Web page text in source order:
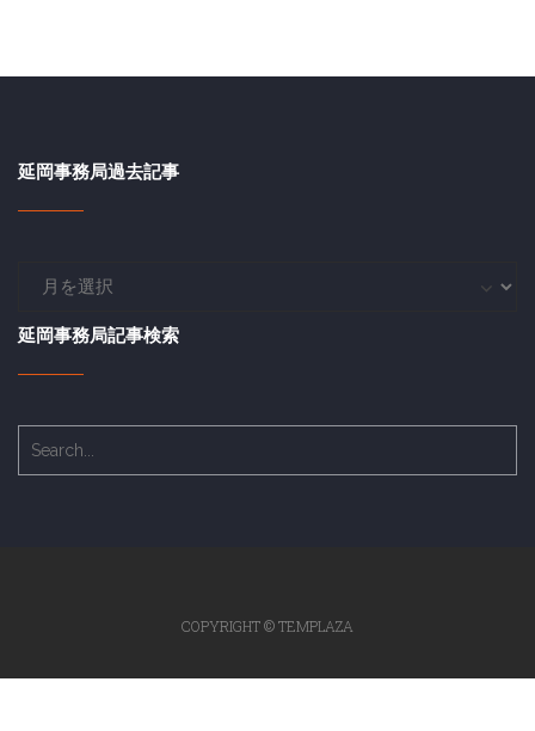
延岡事務局過去記事
事
過
去
延岡事務局記事検索
COPYRIGHT © TEMPLAZA